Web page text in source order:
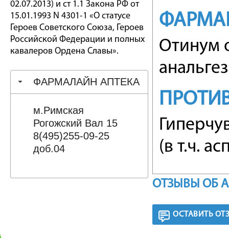
02.07.2013) и ст 1.1 Закона РФ от
15.01.1993 N 4301-1 «О статусе
Героев Советского Союза, Героев
Российской Федерации и полных
кавалеров Ордена Славы».
ФАРМАЛАЙН АПТЕКА
м.Римская
Рогожский Вал 15
8(495)255-09-25
доб.04
Отинум
(в т.ч.
ОТЗЫВЫ ОБ
ОСТАВИТЬ